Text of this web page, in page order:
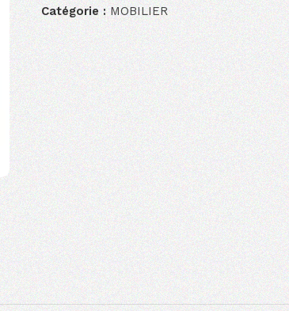
Catégorie : MOBILIER